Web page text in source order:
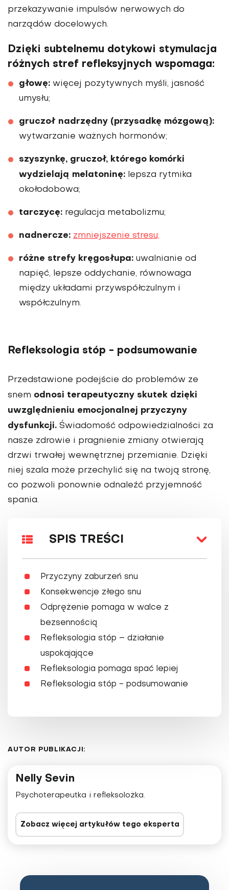
przekazywanie impulsów nerwowych do
narządów docelowych.
Dzięki subtelnemu dotykowi stymulacja
różnych stref refleksyjnych wspomaga:
głowę: więcej pozytywnych myśli, jasność
umysłu;
gruczoł nadrzędny (przysadkę mózgową):
wytwarzanie ważnych hormonów;
szyszynkę, gruczoł, którego komórki
wydzielają melatoninę: lepsza rytmika
okołodobowa;
tarczycę: regulacja metabolizmu;
nadnercze: zmniejszenie stresu;
różne strefy kręgosłupa: uwalnianie od
napięć, lepsze oddychanie, równowaga
między układami przywspółczulnym i
współczulnym.
Refleksologia stóp - podsumowanie
Przedstawione podejście do problemów ze
snem odnosi terapeutyczny skutek dzięki
uwzględnieniu emocjonalnej przyczyny
dysfunkcji. Świadomość odpowiedzialności za
nasze zdrowie i pragnienie zmiany otwierają
drzwi trwałej wewnętrznej przemianie. Dzięki
niej szala może przechylić się na twoją stronę,
co pozwoli ponownie odnaleźć przyjemność
spania.
SPIS TREŚCI
Przyczyny zaburzeń snu
Konsekwencje złego snu
Odprężenie pomaga w walce z
bezsennością
Refleksologia stóp – działanie
uspokajające
Refleksologia pomaga spać lepiej
Refleksologia stóp - podsumowanie
AUTOR PUBLIKACJI:
Nelly Sevin
Psychoterapeutka i refleksolożka.
Zobacz więcej artykułów tego eksperta